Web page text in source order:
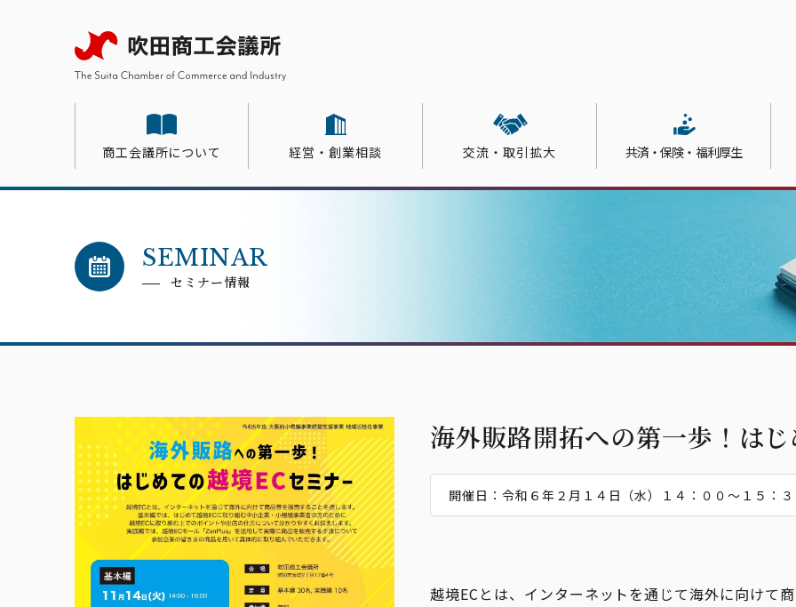
商工会議所について
商工会議所について
商工会議所とは
経営・創業相談
経営・創業相談
金融・融資
事業継続計画（BCP）
交流・取引拡大
交流・取引拡大
異業種交流会
吹田産業フェア
共済・保険・福利厚生
共済・保険・福利厚生
共済
会員サービス
販売・会計等支援サービス
マネーフォワードクラウドサー
Airビジネスツール
越境ECモール出店
会報広告・同封サービ
貿易証明
会員紹介
会員インタビュー
SEMINAR
セミナー情報
海外販路開拓への第一歩！は
開催日：令和６年２月１４日（水）１４：００～１５：
越境ECとは、インターネットを通じて海外に向けて